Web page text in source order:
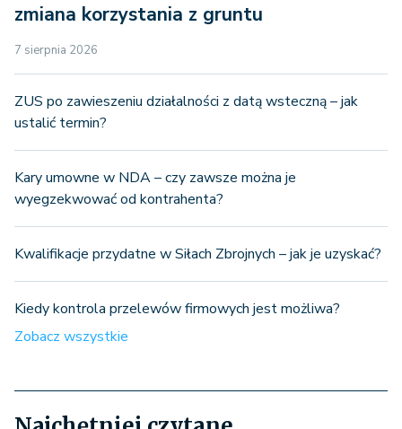
zmiana korzystania z gruntu
7 sierpnia 2026
ZUS po zawieszeniu działalności z datą wsteczną – jak
ustalić termin?
Kary umowne w NDA – czy zawsze można je
wyegzekwować od kontrahenta?
Kwalifikacje przydatne w Siłach Zbrojnych – jak je uzyskać?
Kiedy kontrola przelewów firmowych jest możliwa?
Zobacz wszystkie